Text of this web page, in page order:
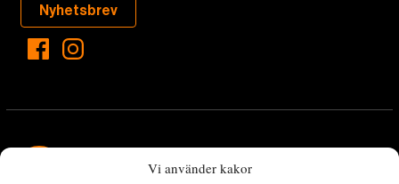
Vi använder kakor
Nyhetsbrev